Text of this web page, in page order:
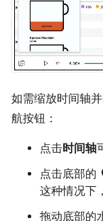
如需缩放时间轴
航按钮：
点击时间轴
点击底部的
这种情况下
拖动底部的